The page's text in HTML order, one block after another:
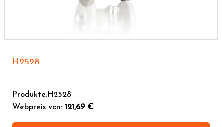
H2528
Produkte:H2528
Webpreis von: 121,69 €